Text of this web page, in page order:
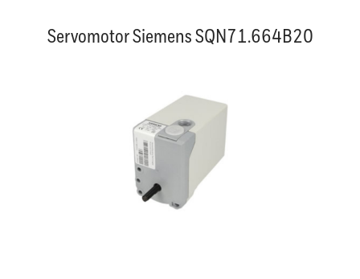
Servomotor Siemens SQN71.664B20